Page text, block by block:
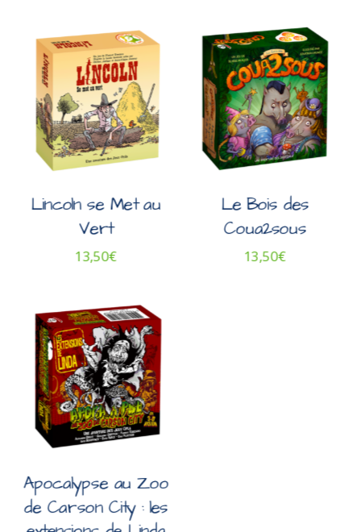
Lincoln se Met au
Vert
13,50€
Le Bois des
Coua2sous
13,50€
Apocalypse au Zoo
de Carson City : les